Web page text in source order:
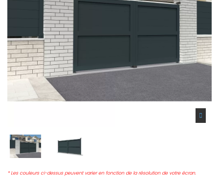
* Les couleurs ci-dessus peuvent varier en fonction de la résolution de votre écran.